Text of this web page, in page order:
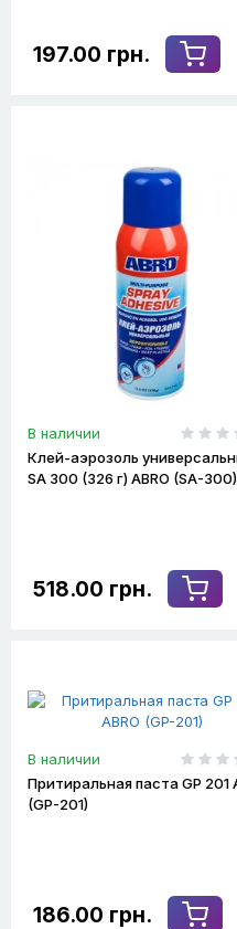
197.00 грн.
В наличии
Клей-аэрозоль
SA 300 (326 г) ABRO (SA-300)
518.00 грн.
В наличии
Притиральная паста GP 201
(GP-201)
186.00 грн.